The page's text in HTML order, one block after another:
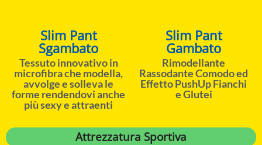
Slim Pant
Sgambato
Tessuto innovativo in
microfibra che modella,
avvolge e solleva le
forme rendendovi anche
più sexy e attraenti
Slim Pant
Gambato
Rimodellante
Rassodante Comodo ed
Effetto PushUp Fianchi
e Glutei
Attrezzatura Sportiva